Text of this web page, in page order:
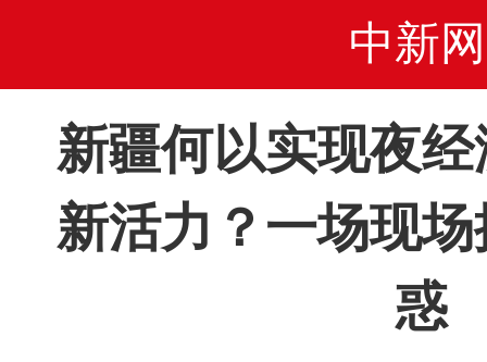
中新网
新疆何以实现夜
新活力？一场现
惑